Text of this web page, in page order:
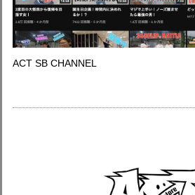
ACT SB CHANNEL